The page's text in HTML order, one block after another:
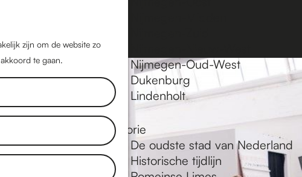
zijn om de website zo
te gaan.
o
e
k
n
a
a
r
M
n
Nijmegen-Oud-West
Dukenburg
Lindenholt
Historie
De oudste stad van Nederland
Historische tijdlijn